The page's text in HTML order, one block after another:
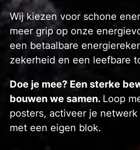
Wij kiezen voor schone
meer grip op onze
een betaalbare
zekerheid en een leefbare
Doe je mee? Een sterke
bouwen we samen. Loop
posters, activeer je
met een eigen blok.